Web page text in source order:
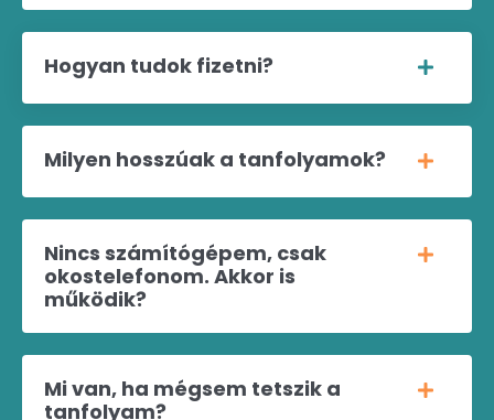
Hogyan tudok fizetni?
Milyen hosszúak a tanfolyamok?
Nincs számítógépem, csak
okostelefonom. Akkor is
működik?
Mi van, ha mégsem tetszik a
tanfolyam?